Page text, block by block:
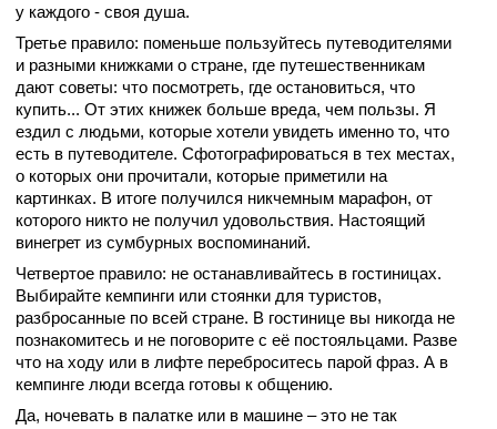
у каждого - своя душа.
Третье правило: поменьше пользуйтесь путеводителями
и разными книжками о стране, где путешественникам
дают советы: что посмотреть, где остановиться, что
купить... От этих книжек больше вреда, чем пользы. Я
ездил с людьми, которые хотели увидеть именно то, что
есть в путеводителе. Сфотографироваться в тех местах,
о которых они прочитали, которые приметили на
картинках. В итоге получился никчемным марафон, от
которого никто не получил удовольствия. Настоящий
винегрет из сумбурных воспоминаний.
Четвертое правило: не останавливайтесь в гостиницах.
Выбирайте кемпинги или стоянки для туристов,
разбросанные по всей стране. В гостинице вы никогда не
познакомитесь и не поговорите с её постояльцами. Разве
что на ходу или в лифте переброситесь парой фраз. А в
кемпинге люди всегда готовы к общению.
Да, ночевать в палатке или в машине – это не так